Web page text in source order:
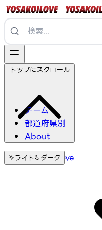
チーム
都道府県別
About
ライト ダーク
トップにスクロール
YosakoiLove